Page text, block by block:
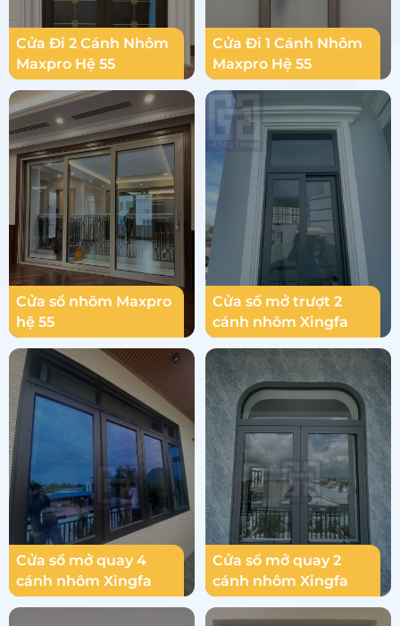
Cửa Đi 2 Cánh Nhôm
Maxpro Hệ 55
Cửa Đi 1 Cánh Nhôm
Maxpro Hệ 55
Cửa sổ nhôm Maxpro
hệ 55
Cửa sổ mở trượt 2
cánh nhôm Xingfa
Cửa sổ mở quay 4
cánh nhôm Xingfa
Cửa sổ mở quay 2
cánh nhôm Xingfa